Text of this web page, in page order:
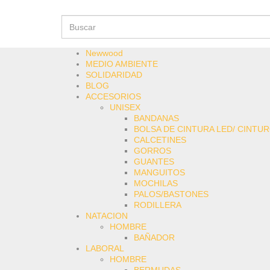
Newwood
MEDIO AMBIENTE
SOLIDARIDAD
BLOG
ACCESORIOS
UNISEX
BANDANAS
BOLSA DE CINTURA LED/
CALCETINES
GORROS
GUANTES
MANGUITOS
MOCHILAS
PALOS/BASTONES
RODILLERA
NATACION
HOMBRE
BAÑADOR
LABORAL
HOMBRE